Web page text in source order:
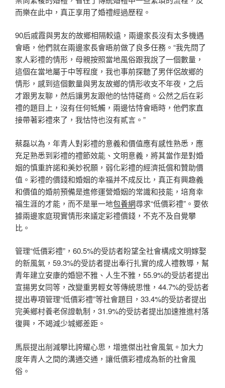
而樂在此中，真正享用了婚禮經過歷程。
90后戚霞與男友的故鄉相隔較遠，兩邊家長沒有太多機遇
會晤，他們就在兩邊家長會晤前做了良多任務。“我先問了
家人彩禮的情形，母親按照當地風俗跟我說了一個數量，
這個在當地屬于中等程度，我也事前探聽了男伴侶故鄉的
情形，感到這個數量與男友故鄉的情形收支不年夜，之后
才跟男友聊，然后讓男友跟他的怙恃磋商。公然之后在彩
禮的題目上，沒有任何牴觸，兩邊怙恃會晤時，他們家直
接帶著彩禮來了，我怙恃也沒有貳言。”
蔡磊以為，年青人對彩禮的意義和價值應有感性熟悉，應
充足熟悉到彩禮的禮節效能、文明意義，將其當作是對婚
姻的慎重許諾和美妙祝願，弱化彩禮的經濟抵償和贊助價
值。彩禮的價錢和婚姻的幸福并不成反比，真正有興趣義
和價值的婚前預備是進修運營婚姻的常識和技能，培育幸
福生涯的才能，而不是單一地包養網尋求“低價彩禮”。要依
據兩邊家庭現實情形來議定彩禮價錢，不克不及自覺攀
比。
管理“低價彩禮”，60.5%的受訪者盼望全社會構成文明嫁娶
的新風氣，59.3%的受訪者提出奉行扎實的成人禮教導，幫
青年建立安康的婚戀不雅、人生不雅，55.9%的受訪者提出
宣揚男女同等，改變重男輕女等傳統思惟，44.7%的受訪者
提出專項管理“低價彩禮”等社會題目，33.4%的受訪者提出
完美鄉村養老保證軌制，31.9%的受訪者提出加速推進村落
復興，不竭減少城鄉差距。
馬辰提出削減攀比誇耀心思，增進傑出社會風氣。加大力
度年青人之間的溝通交通，讓低價彩禮成為新的社會風
俗。